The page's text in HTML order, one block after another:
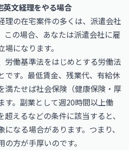
英文経理をやる場合
理の在宅案件の多くは、派遣会社
この場合、あなたは派遣会社に雇
になります。
労働基準法をはじめとする労働法
です。最低賃金、残業代、有給休
満たせば社会保険（健康保険・厚
す。副業として週20時間以上働
えるなどの条件に該当すると、
なる場合があります。つまり、
の方が手厚いのです。